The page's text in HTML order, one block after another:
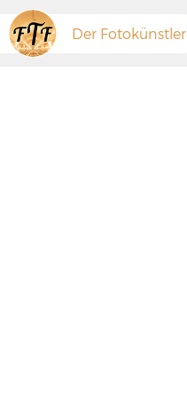
Der Fotokünstler